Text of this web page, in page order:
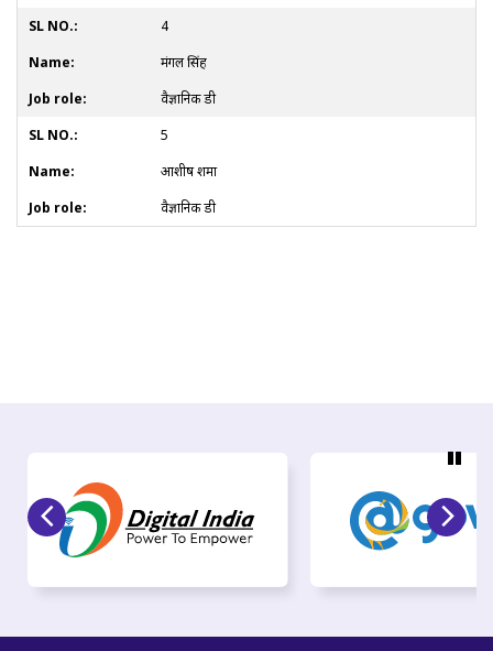
4
मंगल सिंह
वैज्ञानिक डी
5
आशीष शर्मा
वैज्ञानिक डी